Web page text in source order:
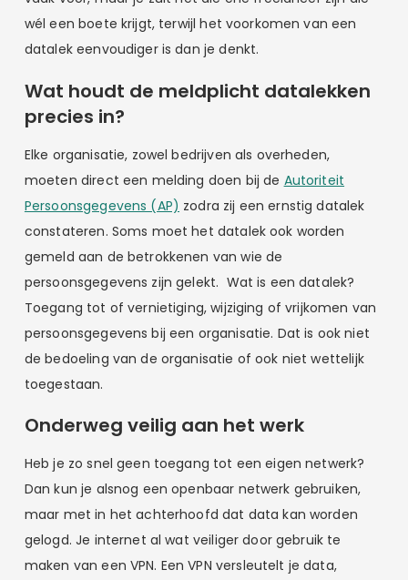
wél een boete krijgt, terwijl het voorkomen van een
datalek eenvoudiger is dan je denkt.
Wat houdt de meldplicht datalekken
precies in?
Elke organisatie, zowel bedrijven als overheden,
moeten direct een melding doen bij de Autoriteit
Persoonsgegevens (AP) zodra zij een ernstig datalek
constateren. Soms moet het datalek ook worden
gemeld aan de betrokkenen van wie de
persoonsgegevens zijn gelekt. Wat is een datalek?
Toegang tot of vernietiging, wijziging of vrijkomen van
persoonsgegevens bij een organisatie. Dat is ook niet
de bedoeling van de organisatie of ook niet wettelijk
toegestaan.
Onderweg veilig aan het werk
Heb je zo snel geen toegang tot een eigen netwerk?
Dan kun je alsnog een openbaar netwerk gebruiken,
maar met in het achterhoofd dat data kan worden
gelogd. Je internet al wat veiliger door gebruik te
maken van een VPN. Een VPN versleutelt je data,